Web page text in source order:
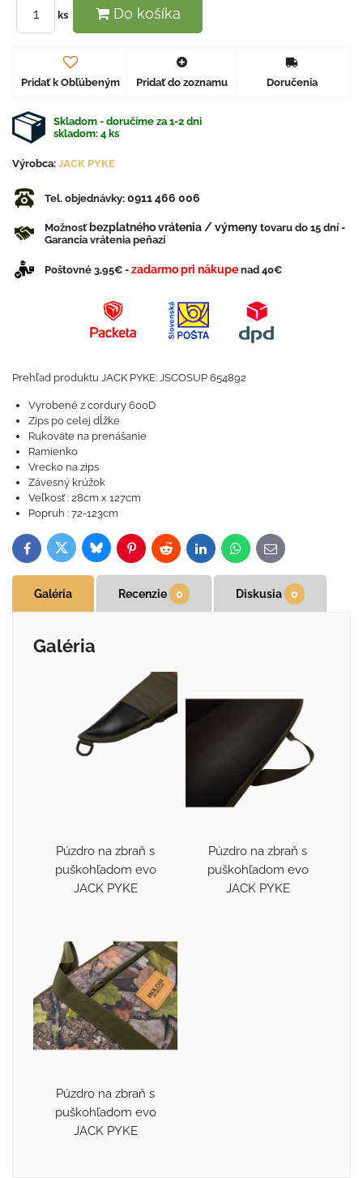
ks Do košíka
Pridať k Obľúbeným Pridať do zoznamu Doručenia
Skladom - doručíme za 1-2 dni
skladom: 4 ks
Výrobca: JACK PYKE
Tel. objednávky: 0911 466 006
Možnosťbezplatného vrátenia / výmeny tovaru do 15 dní -
Garancia vrátenia peňazí
Poštovné 3,95€ - zadarmo pri nákupe nad 40€
Prehľad produktu JACK PYKE: JSCOSUP 654892
Vyrobené z cordury 600D
Zips po celej dĺžke
Rukoväte na prenášanie
Ramienko
Vrecko na zips
Závesný krúžok
Veľkosť : 28cm x 127cm
Popruh : 72-123cm
FacebookTwitterBlueskyPinterestReddit LinkedInWhatsApp
E-
mail
Galéria Recenzie 0 Diskusia 0
Galéria
Púzdro na zbraň s
puškohľadom evo
JACK PYKE
Púzdro na zbraň s
puškohľadom evo
JACK PYKE
Púzdro na zbraň s
puškohľadom evo
JACK PYKE